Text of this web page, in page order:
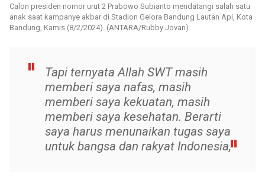
Calon presiden nomor urut 2 Prabowo Subianto mendatangi salah satu
anak saat kampanye akbar di Stadion Gelora Bandung Lautan Api, Kota
Bandung, Kamis (8/2/2024). (ANTARA/Rubby Jovan)
Tapi ternyata Allah SWT masih
memberi saya nafas, masih
memberi saya kekuatan, masih
memberi saya kesehatan. Berarti
saya harus menunaikan tugas saya
untuk bangsa dan rakyat Indonesia,